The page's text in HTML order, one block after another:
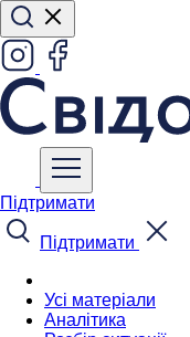
Підтримати
Підтримати
Усі матеріали
Аналітика